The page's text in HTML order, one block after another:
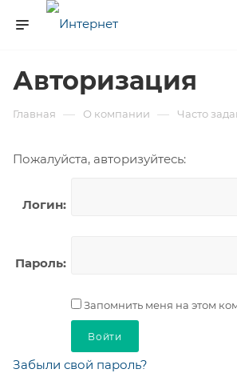
Авторизация
Главная — О компании — Часто
Пожалуйста, авторизуйтесь:
Логин:
Пароль:
Запомнить меня на этом
Забыли свой пароль?